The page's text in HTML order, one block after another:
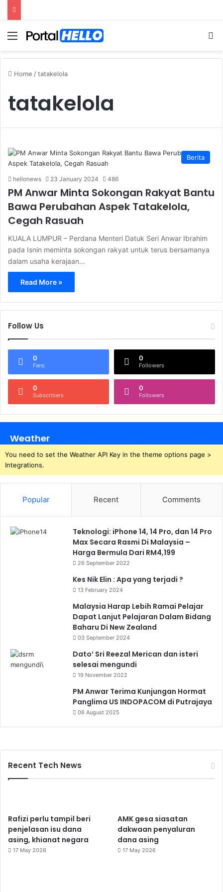
Menu
Home /tatakelola
tatakelola
Berita
hellonews 23 January 2024 486
PM Anwar Minta Sokongan Rakyat Bantu
Bawa Perubahan Aspek Tatakelola,
Cegah Rasuah
KUALA LUMPUR – Perdana Menteri Datuk Seri Anwar Ibrahim
pada Isnin meminta sokongan rakyat untuk terus bersamanya
dalam usaha kerajaan…
Read More »
Follow Us
0
Fans
0
Followers
0
Subscribers
0
Followers
Weather
You need to set the Weather API Key in the theme options page >
Integrations.
Popular Recent Comments
Teknologi: iPhone 14, 14 Pro, dan 14 Pro
Max Secara Rasmi Di Malaysia –
Harga Bermula Dari RM4,199
26 September 2022
Kes Nik Elin : Apa yang terjadi ?
13 February 2024
Malaysia Harap Lebih Ramai Pelajar
Dapat Lanjut Pelajaran Dalam Bidang
Baharu Di New Zealand
03 September 2024
Dato’ Sri Reezal Merican dan isteri
selesai mengundi
19 November 2022
PM Anwar Terima Kunjungan Hormat
Panglima US INDOPACOM di Putrajaya
06 August 2025
Recent Tech News
Rafizi perlu tampil beri
penjelasan isu dana
asing, khianat negara
17 May 2026
AMK gesa siasatan
dakwaan penyaluran
dana asing
17 May 2026